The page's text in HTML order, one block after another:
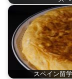
スペイン留